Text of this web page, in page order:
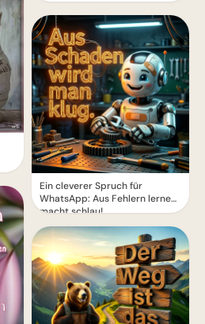
Ein cleverer Spruch für
WhatsApp: Aus Fehlern lernen
macht schlau!